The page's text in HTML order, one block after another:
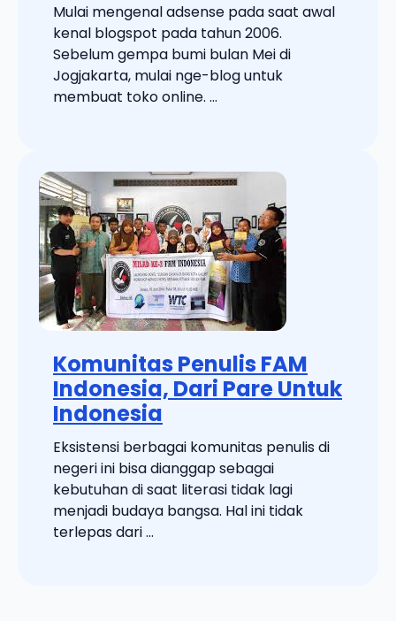
Mulai mengenal adsense pada saat awal
kenal blogspot pada tahun 2006.
Sebelum gempa bumi bulan Mei di
Jogjakarta, mulai nge-blog untuk
membuat toko online. ...
Komunitas Penulis FAM
Indonesia, Dari Pare Untuk
Indonesia
Eksistensi berbagai komunitas penulis di
negeri ini bisa dianggap sebagai
kebutuhan di saat literasi tidak lagi
menjadi budaya bangsa. Hal ini tidak
terlepas dari ...